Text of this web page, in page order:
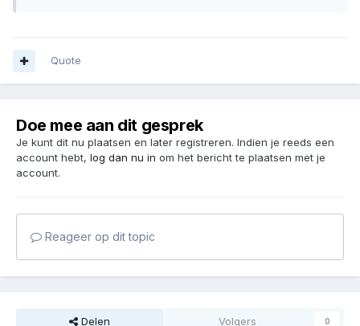
Quote
Doe mee aan dit gesprek
Je kunt dit nu plaatsen en later registreren. Indien je reeds een
account hebt, log dan nu in om het bericht te plaatsen met je
account.
Reageer op dit topic
Delen Volgers 0